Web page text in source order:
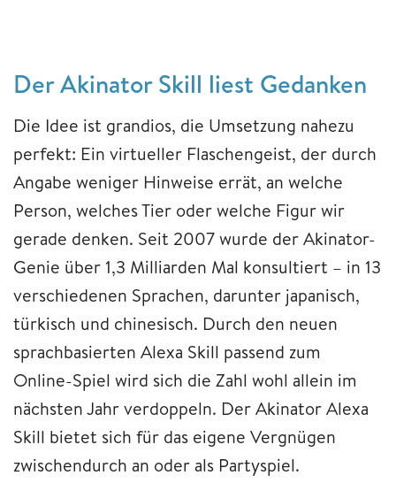
Der Akinator Skill liest Gedanken
Die Idee ist grandios, die Umsetzung nahezu
perfekt: Ein virtueller Flaschengeist, der durch
Angabe weniger Hinweise errät, an welche
Person, welches Tier oder welche Figur wir
gerade denken. Seit 2007 wurde der Akinator-
Genie über 1,3 Milliarden Mal konsultiert – in 13
verschiedenen Sprachen, darunter japanisch,
türkisch und chinesisch. Durch den neuen
sprachbasierten Alexa Skill passend zum
Online-Spiel wird sich die Zahl wohl allein im
nächsten Jahr verdoppeln. Der Akinator Alexa
Skill bietet sich für das eigene Vergnügen
zwischendurch an oder als Partyspiel.